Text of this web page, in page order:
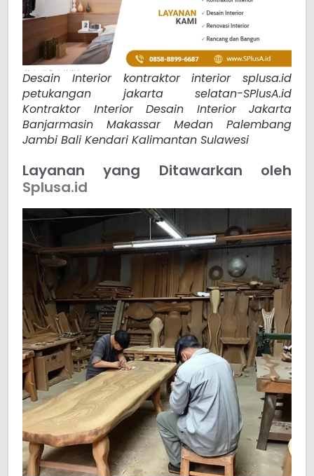
Desain Interior kontraktor interior splusa.id
petukangan jakarta selatan-SPlusA.id
Kontraktor Interior Desain Interior Jakarta
Banjarmasin Makassar Medan Palembang
Jambi Bali Kendari Kalimantan Sulawesi
Layanan yang Ditawarkan oleh
Splusa.id